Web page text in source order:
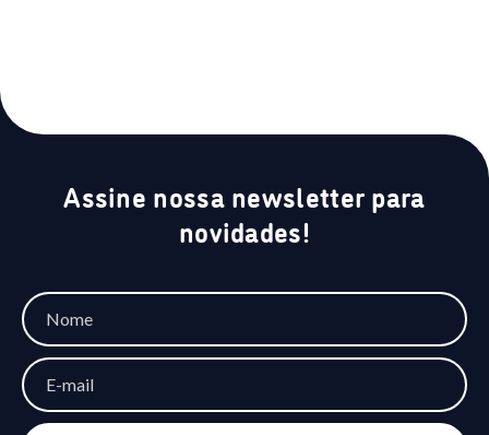
Assine nossa newsletter para
novidades!